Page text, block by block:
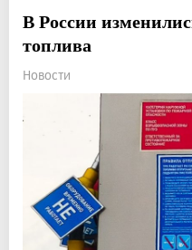
В России
топлива
Новости